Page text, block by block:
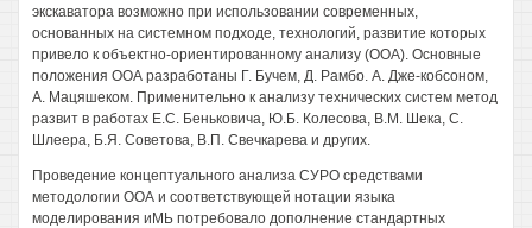
экскаватора возможно при использовании современных,
основанных на системном подходе, технологий, развитие которых
привело к объектно-ориентированному анализу (ООА). Основные
положения ООА разработаны Г. Бучем, Д. Рамбо. А. Дже-кобсоном,
А. Мацяшеком. Применительно к анализу технических систем метод
развит в работах Е.С. Беньковича, Ю.Б. Колесова, В.М. Шека, С.
Шлеера, Б.Я. Советова, В.П. Свечкарева и других.
Проведение концептуального анализа СУРО средствами
методологии ООА и соответствующей нотации языка
моделирования иМЬ потребовало дополнение стандартных